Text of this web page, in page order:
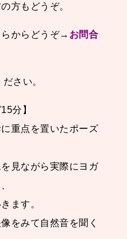
方もどうぞ。
らからどうぞ→ お問合
さい。
分】
重点を置いたポーズ
見ながら実際にヨガ
ます。
をみて自然音を聞く